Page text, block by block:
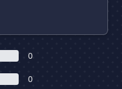
0
0